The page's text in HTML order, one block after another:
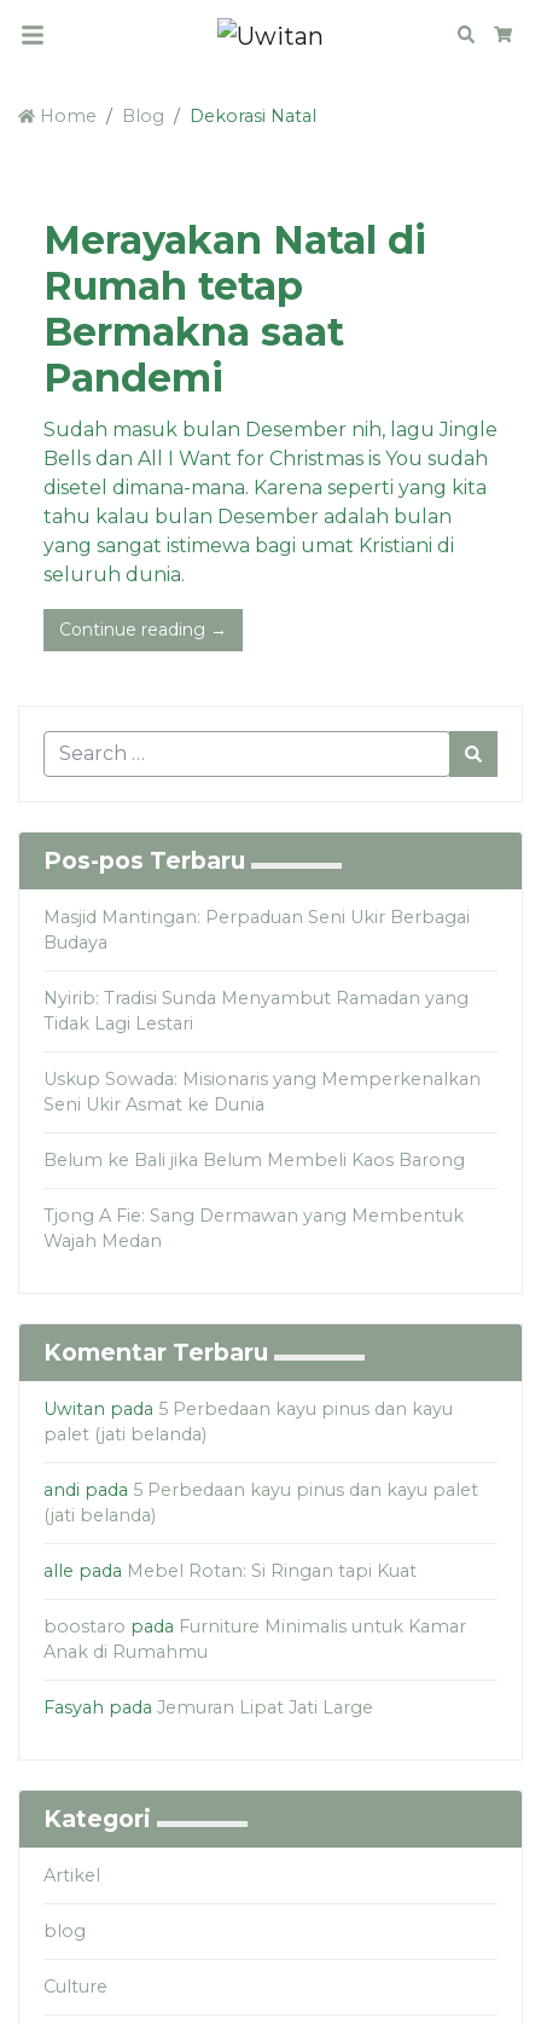
Search
Home Blog Dekorasi Natal
Merayakan Natal di
Rumah tetap
Bermakna saat
Pandemi
Sudah masuk bulan Desember nih, lagu Jingle
Bells dan All I Want for Christmas is You sudah
disetel dimana-mana. Karena seperti yang kita
tahu kalau bulan Desember adalah bulan
yang sangat istimewa bagi umat Kristiani di
seluruh dunia.
Continue reading →
Pos-pos Terbaru
Masjid Mantingan: Perpaduan Seni Ukir Berbagai
Budaya
Nyirib: Tradisi Sunda Menyambut Ramadan yang
Tidak Lagi Lestari
Uskup Sowada: Misionaris yang Memperkenalkan
Seni Ukir Asmat ke Dunia
Belum ke Bali jika Belum Membeli Kaos Barong
Tjong A Fie: Sang Dermawan yang Membentuk
Wajah Medan
Komentar Terbaru
Uwitan pada 5 Perbedaan kayu pinus dan kayu
palet (jati belanda)
andi pada 5 Perbedaan kayu pinus dan kayu palet
(jati belanda)
alle pada Mebel Rotan: Si Ringan tapi Kuat
boostaro pada Furniture Minimalis untuk Kamar
Anak di Rumahmu
Fasyah pada Jemuran Lipat Jati Large
Kategori
Artikel
blog
Culture